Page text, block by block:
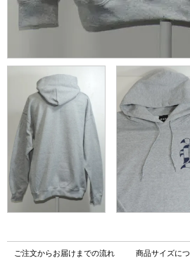
ご注文からお届けまでの流れ
商品サイズに